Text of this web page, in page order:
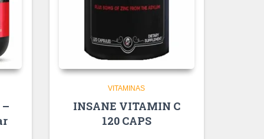
VITAMINAS
INSANE VITAMIN C
120 CAPS